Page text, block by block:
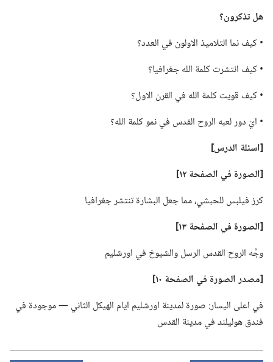
هل تذكرون؟‏
‏• كيف نما التلاميذ الاولون في العدد؟‏
‏• كيف انتشرت كلمة الله جغرافيا؟‏
‏• كيف قويت كلمة الله في القرن الاول؟‏
‏• ايّ دور لعبه الروح القدس في نمو كلمة الله؟‏
‏[اسئلة الدرس]‏
‏[الصورة في الصفحة ١٢]‏
كرز فيلبس للحبشي،‏ مما جعل البشارة تنتشر جغرافيا
‏[الصورة في الصفحة ١٣]‏
وجَّه الروح القدس الرسل والشيوخ في اورشليم
‏[مصدر الصورة في الصفحة ١٠]‏
في اعلى اليسار:‏ صورة لمدينة اورشليم ايام الهيكل الثاني —‏ موجودة في
فندق هوليلند في مدينة القدس